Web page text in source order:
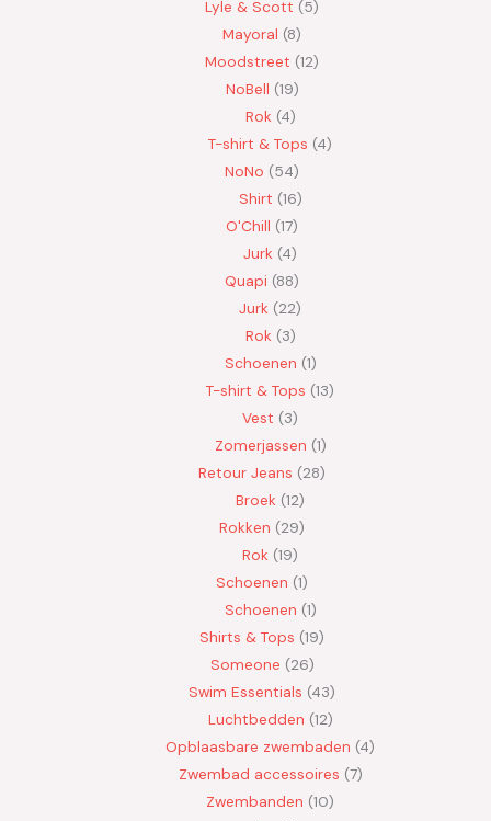
Lyle & Scott
5
Mayoral 8
Moodstreet 12
NoBell 19
Rok 4
T-shirt & Tops 4
NoNo
54
Shirt 16
O'Chill 17
Jurk 4
Quapi 88
Jurk
22
Rok 3
Schoenen 1
T-shirt & Tops 13
Vest
3
Zomerjassen 1
Retour Jeans
28
Broek 12
Rokken
29
Rok 19
Schoenen 1
Schoenen 1
Shirts & Tops 19
Someone 26
Swim Essentials 43
Luchtbedden 12
Opblaasbare zwembaden 4
Zwembad accessoires 7
Zwembanden 10